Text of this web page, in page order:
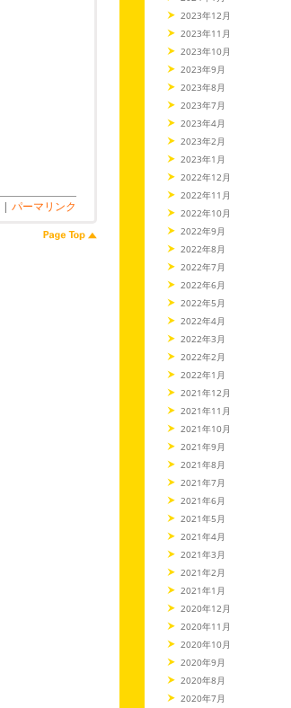
| パーマリンク
2023年12月
2023年11月
2023年10月
2023年9月
2023年8月
2023年7月
2023年4月
2023年2月
2023年1月
2022年12月
2022年11月
2022年10月
2022年9月
2022年8月
2022年7月
2022年6月
2022年5月
2022年4月
2022年3月
2022年2月
2022年1月
2021年12月
2021年11月
2021年10月
2021年9月
2021年8月
2021年7月
2021年6月
2021年5月
2021年4月
2021年3月
2021年2月
2021年1月
2020年12月
2020年11月
2020年10月
2020年9月
2020年8月
2020年7月